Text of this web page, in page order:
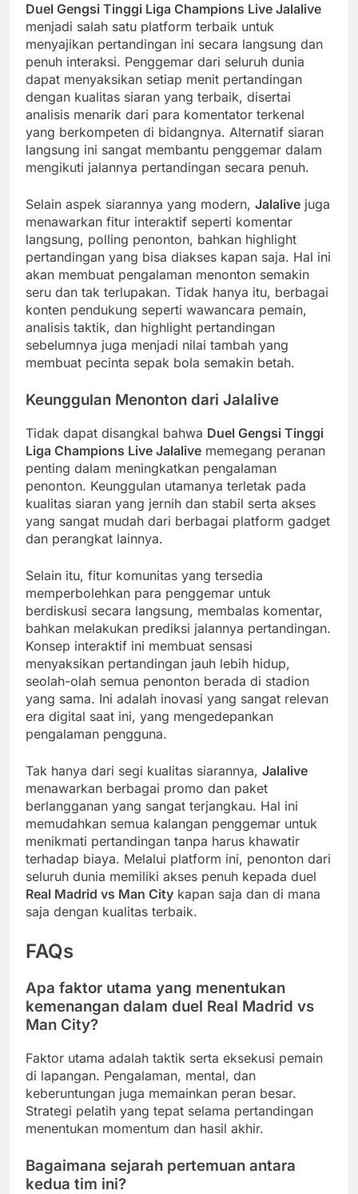
Duel Gengsi Tinggi Liga Champions Live Jalalive
menjadi salah satu platform terbaik untuk
menyajikan pertandingan ini secara langsung dan
penuh interaksi. Penggemar dari seluruh dunia
dapat menyaksikan setiap menit pertandingan
dengan kualitas siaran yang terbaik, disertai
analisis menarik dari para komentator terkenal
yang berkompeten di bidangnya. Alternatif siaran
langsung ini sangat membantu penggemar dalam
mengikuti jalannya pertandingan secara penuh.
Selain aspek siarannya yang modern, Jalalive juga
menawarkan fitur interaktif seperti komentar
langsung, polling penonton, bahkan highlight
pertandingan yang bisa diakses kapan saja. Hal ini
akan membuat pengalaman menonton semakin
seru dan tak terlupakan. Tidak hanya itu, berbagai
konten pendukung seperti wawancara pemain,
analisis taktik, dan highlight pertandingan
sebelumnya juga menjadi nilai tambah yang
membuat pecinta sepak bola semakin betah.
Keunggulan Menonton dari Jalalive
Tidak dapat disangkal bahwa Duel Gengsi Tinggi
Liga Champions Live Jalalive memegang peranan
penting dalam meningkatkan pengalaman
penonton. Keunggulan utamanya terletak pada
kualitas siaran yang jernih dan stabil serta akses
yang sangat mudah dari berbagai platform gadget
dan perangkat lainnya.
Selain itu, fitur komunitas yang tersedia
memperbolehkan para penggemar untuk
berdiskusi secara langsung, membalas komentar,
bahkan melakukan prediksi jalannya pertandingan.
Konsep interaktif ini membuat sensasi
menyaksikan pertandingan jauh lebih hidup,
seolah-olah semua penonton berada di stadion
yang sama. Ini adalah inovasi yang sangat relevan
era digital saat ini, yang mengedepankan
pengalaman pengguna.
Tak hanya dari segi kualitas siarannya, Jalalive
menawarkan berbagai promo dan paket
berlangganan yang sangat terjangkau. Hal ini
memudahkan semua kalangan penggemar untuk
menikmati pertandingan tanpa harus khawatir
terhadap biaya. Melalui platform ini, penonton dari
seluruh dunia memiliki akses penuh kepada duel
Real Madrid vs Man City kapan saja dan di mana
saja dengan kualitas terbaik.
FAQs
Apa faktor utama yang menentukan
kemenangan dalam duel Real Madrid vs
Man City?
Faktor utama adalah taktik serta eksekusi pemain
di lapangan. Pengalaman, mental, dan
keberuntungan juga memainkan peran besar.
Strategi pelatih yang tepat selama pertandingan
menentukan momentum dan hasil akhir.
Bagaimana sejarah pertemuan antara
kedua tim ini?